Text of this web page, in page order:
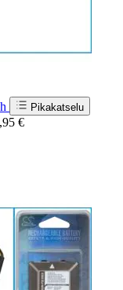
Pikakatselu
€